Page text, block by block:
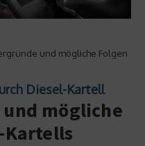
und mögliche Folgen
Diesel-Kartell
mögliche
Kartells